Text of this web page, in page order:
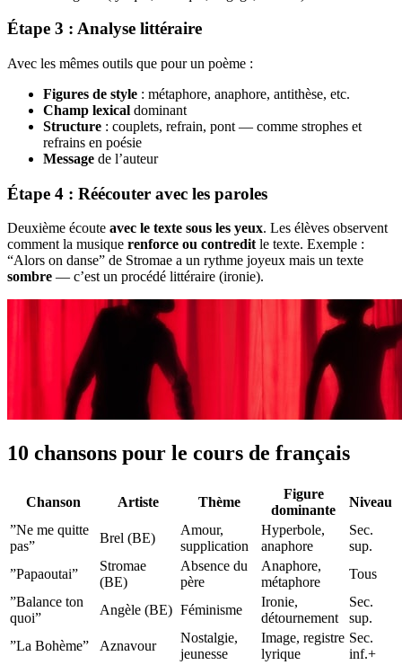
Étape 3 : Analyse littéraire
Avec les mêmes outils que pour un poème :
Figures de style : métaphore, anaphore, antithèse, etc.
Champ lexical dominant
Structure : couplets, refrain, pont — comme strophes et
refrains en poésie
Message de l’auteur
Étape 4 : Réécouter avec les paroles
Deuxième écoute avec le texte sous les yeux. Les élèves observent
comment la musique renforce ou contreditle texte. Exemple :
“Alors on danse” de Stromae a un rythme joyeux mais un texte
sombre — c’est un procédé littéraire (ironie).
10 chansons pour le cours de français
Chanson Artiste Thème
Figure
dominante
Niveau
”Ne me quitte
pas”
Brel (BE)
Amour,
supplication
Hyperbole,
anaphore
Sec.
sup.
”Papaoutai”
Stromae
(BE)
Absence du
père
Anaphore,
métaphore
Tous
”Balance ton
quoi”
Angèle (BE) Féminisme
Ironie,
détournement
Sec.
sup.
”La Bohème”
Aznavour
Nostalgie,
jeunesse
Image, registre
lyrique
Sec.
inf.+